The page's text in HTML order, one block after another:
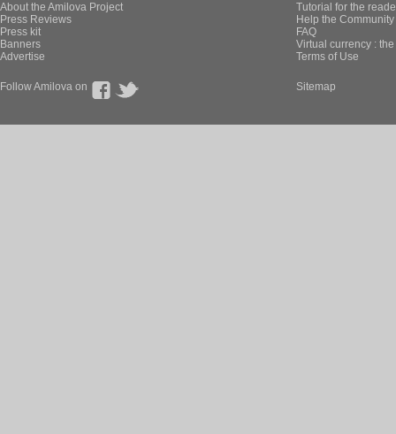
About the Amilova Project
Press Reviews
Press kit
Banners
Advertise
Tutorial for the
Help the
FAQ
Virtual currency :
Terms of Use
Follow Amilova on Sitemap